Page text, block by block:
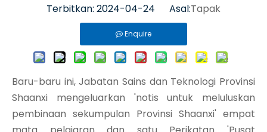
Terbitkan: 2024-04-24 Asal:Tapak
Enquire
Baru-baru ini, Jabatan Sains dan Teknologi Provinsi
Shaanxi mengeluarkan 'notis untuk meluluskan
pembinaan sekumpulan Provinsi Shaanxi' empat